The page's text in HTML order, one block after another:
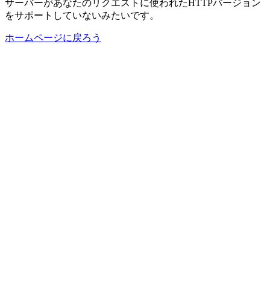
サーバーがあなたのリクエストに使われたHTTPバージョン
をサポートしていないみたいです。
ホームページに戻ろう